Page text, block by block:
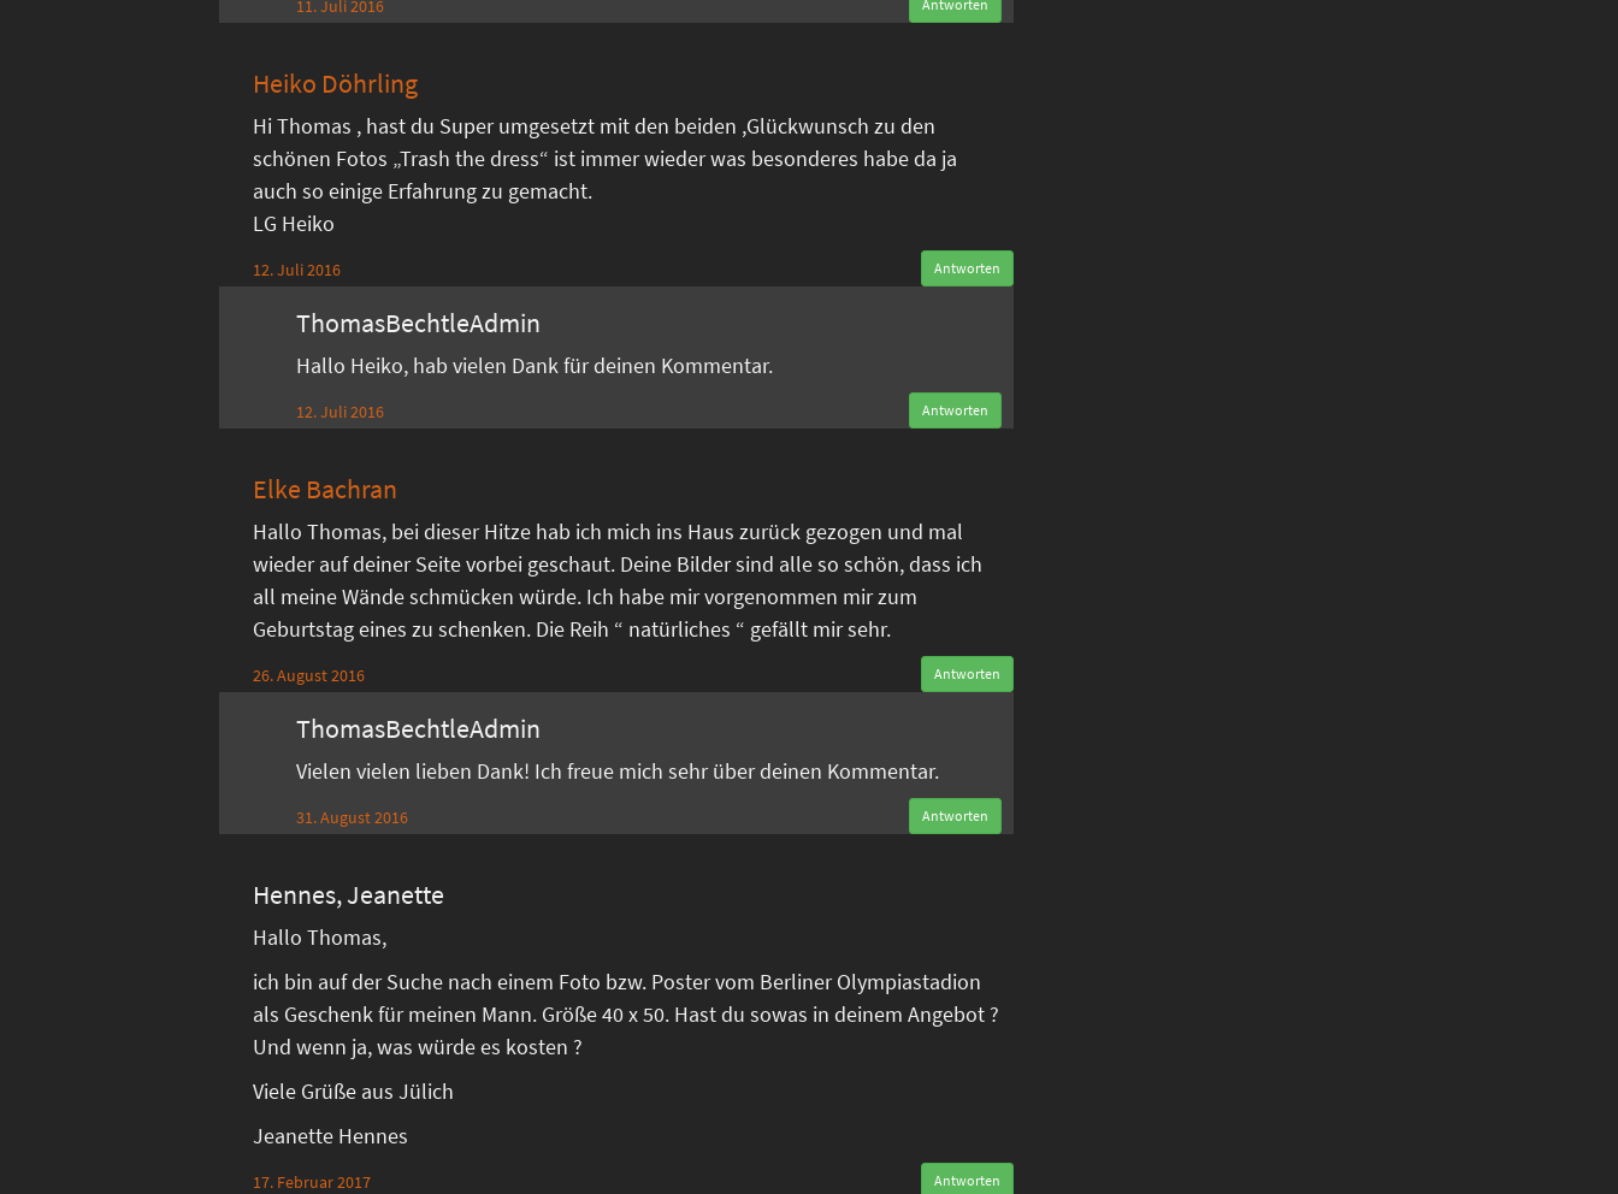
11. Juli 2016 Antworten
Heiko Döhrling
Hi Thomas , hast du Super umgesetzt mit den beiden ,Glückwunsch zu den
schönen Fotos „Trash the dress“ ist immer wieder was besonderes habe da ja
auch so einige Erfahrung zu gemacht.
LG Heiko
12. Juli 2016 Antworten
ThomasBechtleAdmin
Hallo Heiko, hab vielen Dank für deinen Kommentar.
12. Juli 2016 Antworten
Elke Bachran
Hallo Thomas, bei dieser Hitze hab ich mich ins Haus zurück gezogen und mal
wieder auf deiner Seite vorbei geschaut. Deine Bilder sind alle so schön, dass ich
all meine Wände schmücken würde. Ich habe mir vorgenommen mir zum
Geburtstag eines zu schenken. Die Reih “ natürliches “ gefällt mir sehr.
26. August 2016 Antworten
ThomasBechtleAdmin
Vielen vielen lieben Dank! Ich freue mich sehr über deinen Kommentar.
31. August 2016 Antworten
Hennes, Jeanette
Hallo Thomas,
ich bin auf der Suche nach einem Foto bzw. Poster vom Berliner Olympiastadion
als Geschenk für meinen Mann. Größe 40 x 50. Hast du sowas in deinem Angebot ?
Und wenn ja, was würde es kosten ?
Viele Grüße aus Jülich
Jeanette Hennes
17. Februar 2017 Antworten